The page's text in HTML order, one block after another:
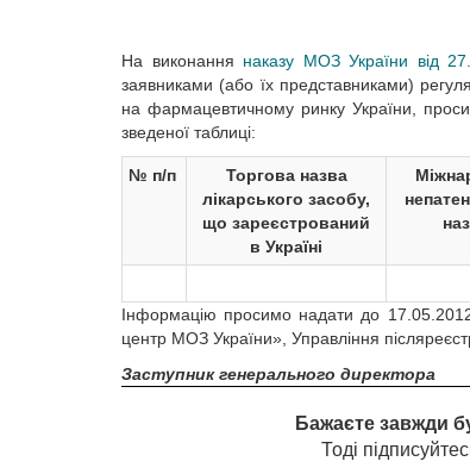
На виконання наказу МОЗ України від
заявниками (або їх представниками)
на фармацевтичному ринку України,
зведеної таблиці:
№ п/п
Торгова назва
лікарського засобу,
що зареєстрований
в Україні
Інформацію просимо надати до
центр МОЗ України», Управління
Заступник генерального директора
Бажаєте завжди
Тоді